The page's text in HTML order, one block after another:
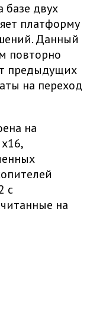
базе двух
платформу
Данный
повторно
предыдущих
на переход
на
с
на